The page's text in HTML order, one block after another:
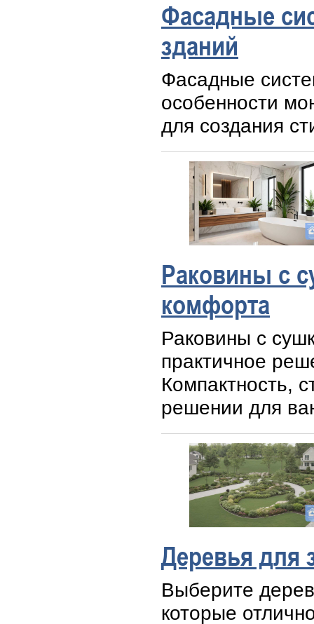
Фасадные
зданий
Фасадные
особенности
для создания
Раковины с
комфорта
Раковины с
практичное
Компактность,
решении для
Деревья для
Выберите
которые